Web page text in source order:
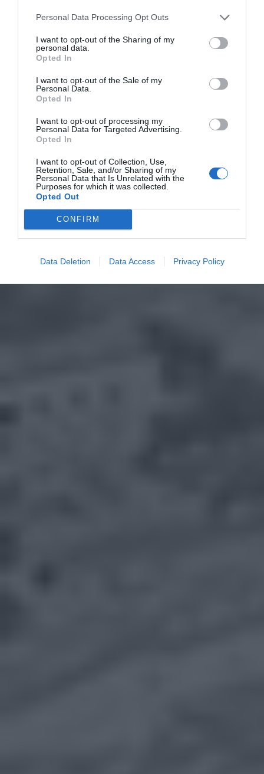
Personal Data Processing Opt Outs
I want to opt-out of the Sharing of my
personal data.
Opted In
I want to opt-out of the Sale of my
Personal Data.
Opted In
I want to opt-out of processing my
Personal Data for Targeted Advertising.
Opted In
I want to opt-out of Collection, Use,
Retention, Sale, and/or Sharing of my
Personal Data that Is Unrelated with the
Purposes for which it was collected.
Opted Out
CONFIRM
Data Deletion Data Access Privacy Policy